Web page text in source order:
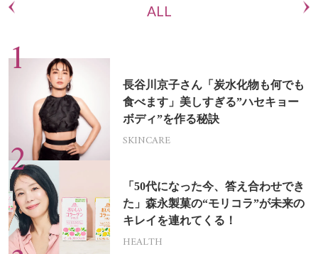
ALL
長谷川京子さん「炭水化物も何でも
食べます」美しすぎる”ハセキョー
ボディ”を作る秘訣
SKINCARE
「50代になった今、答え合わせでき
た」森永製菓の“モリコラ”が未来の
キレイを連れてくる！
HEALTH